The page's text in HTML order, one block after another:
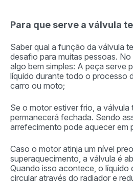
Para que serve a válvula
Saber qual a função da válvula
desafio para muitas pessoas.
algo bem simples: A peça serve
líquido durante todo o processo
carro ou moto;
Se o motor estiver frio, a válvula
permanecerá fechada. Sendo
arrefecimento pode aquecer em
Caso o motor atinja um nível
superaquecimento, a válvula é
Quando isso acontece, o líquido
circular através do radiador e